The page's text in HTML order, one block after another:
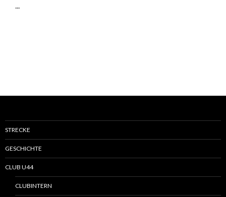
...
STRECKE
GESCHICHTE
CLUB U44
CLUBINTERN